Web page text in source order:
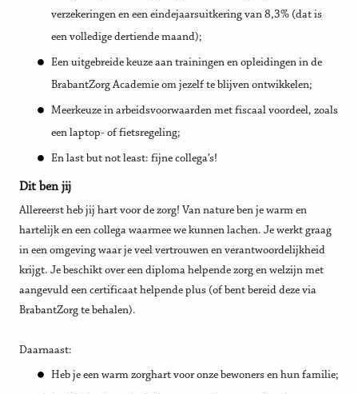
verzekeringen en een eindejaarsuitkering van 8,3% (dat is
een volledige dertiende maand);
Een uitgebreide keuze aan trainingen en opleidingen in de
BrabantZorg Academie om jezelf te blijven ontwikkelen;
Meerkeuze in arbeidsvoorwaarden met fiscaal voordeel, zoals
een laptop- of fietsregeling;
En last but not least: fijne collega’s!
Dit ben jij
Allereerst heb jij hart voor de zorg! Van nature ben je warm en
hartelijk en een collega waarmee we kunnen lachen. Je werkt graag
in een omgeving waar je veel vertrouwen en verantwoordelijkheid
krijgt. Je beschikt over een diploma helpende zorg en welzijn met
aangevuld een certificaat helpende plus (of bent bereid deze via
BrabantZorg te behalen).
Daarnaast:
Heb je een warm zorghart voor onze bewoners en hun familie;